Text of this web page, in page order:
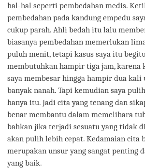
hal-hal seperti pembedahan medis.
pembedahan pada kandung empedu
cukup parah. Ahli bedah itu lalu
biasanya pembedahan memerlukan
puluh menit, tetapi kasus saya itu
membutuhkan hampir tiga jam, karena
saya membesar hingga hampir dua kali
banyak nanah. Tapi kemudian saya
hanya itu. Jadi cita yang tenang dan
benar membantu dalam memelihara
bahkan jika terjadi sesuatu yang tidak
akan pulih lebih cepat. Kedamaian cita
merupakan unsur yang sangat penting
yang baik.